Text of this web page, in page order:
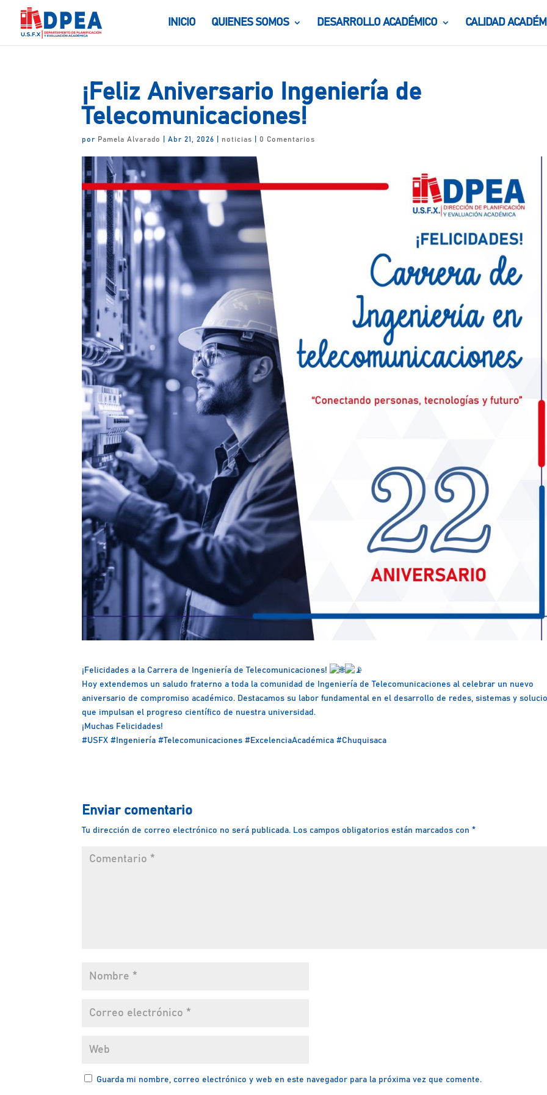
INICIO QUIENES SOMOS DESARROLLO ACADÉMICO CALIDAD
¡Feliz Aniversario Ingeniería de
Telecomunicaciones!
por Pamela Alvarado |Abr 21, 2026 noticias 0 Comentarios
¡Felicidades a la Carrera de Ingeniería de Telecomunicaciones!
Hoy extendemos un saludo fraterno a toda la comunidad de Ingeniería de Telecomunicaciones al celebrar un nuevo
aniversario de compromiso académico. Destacamos su labor fundamental en el desarrollo de redes, sistemas y
que impulsan el progreso científico de nuestra universidad.
¡Muchas Felicidades!
#USFX #Ingeniería #Telecomunicaciones #ExcelenciaAcadémica #Chuquisaca
Enviar comentario
Tu dirección de correo electrónico no será publicada. Los campos obligatorios están marcados con*
Guarda mi nombre, correo electrónico y web en este navegador para la próxima vez que comente.